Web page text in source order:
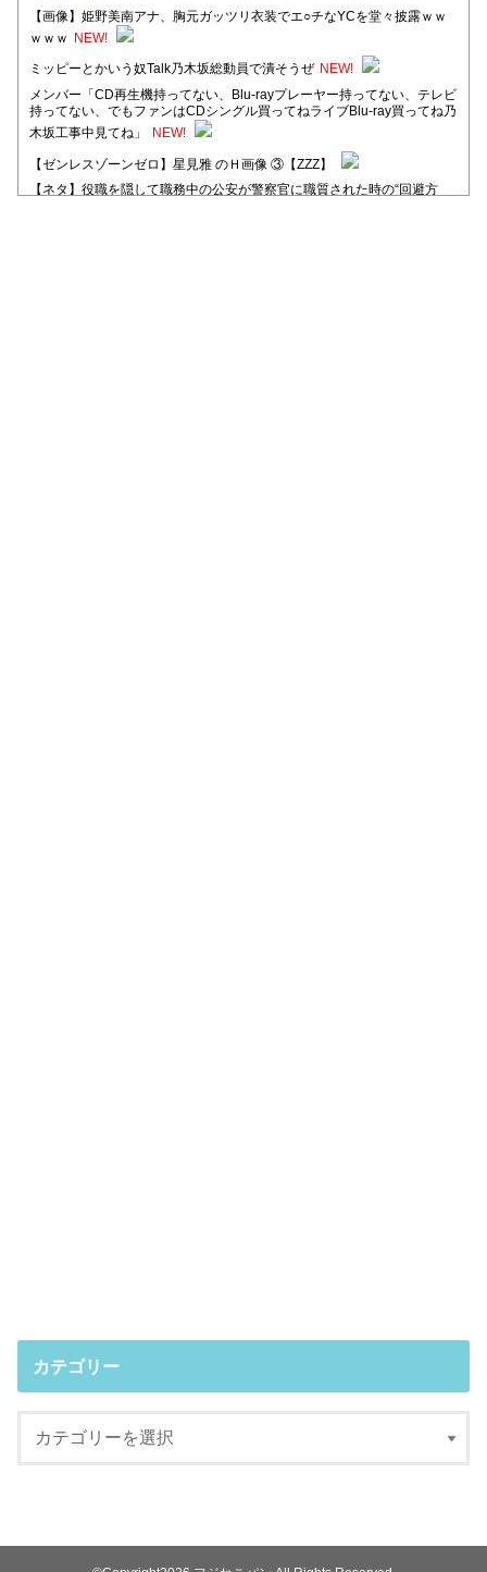
【画像】姫野美南アナ、胸元ガッツリ衣装でエ○チなYCを堂々披露ｗｗ
ｗｗｗ NEW!
ミッピーとかいう奴Talk乃木坂総動員で潰そうぜ NEW!
メンバー「CD再生機持ってない、Blu-rayプレーヤー持ってない、テレビ
持ってない、でもファンはCDシングル買ってねライブBlu-ray買ってね乃
木坂工事中見てね」
NEW!
【ゼンレスゾーンゼロ】星見雅 のＨ画像 ③【ZZZ】
【ネタ】役職を隠して職務中の公安が警察官に職質された時の“回避方
カテゴリー